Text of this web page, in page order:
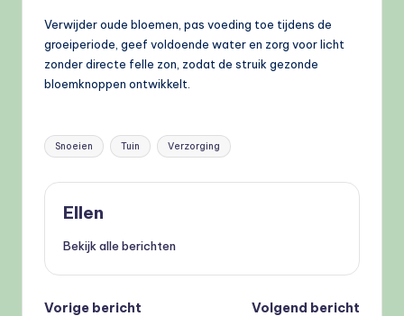
Verwijder oude bloemen, pas voeding toe tijdens de
groeiperiode, geef voldoende water en zorg voor licht
zonder directe felle zon, zodat de struik gezonde
bloemknoppen ontwikkelt.
Tags:
Snoeien Tuin Verzorging
Ellen
Bekijk alle berichten
Vorige bericht
Volgend bericht